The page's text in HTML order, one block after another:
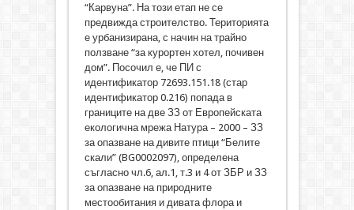
“Карвуна”. На този етап не се
предвижда строителство. Територията
е урбанизирана, с начин на трайно
ползване “за курортен хотел, почивен
дом”. Посочил е, че ПИ с
идентификатор 72693.151.18 (стар
идентификатор 0.216) попада в
границите на две ЗЗ от Европейската
екологична мрежа Натура – 2000 – ЗЗ
за опазване на дивите птици “Белите
скали” (BG0002097), определена
съгласно чл.6, ал.1, т.3 и 4 от ЗБР и ЗЗ
за опазване на природните
местообитания и дивата флора и